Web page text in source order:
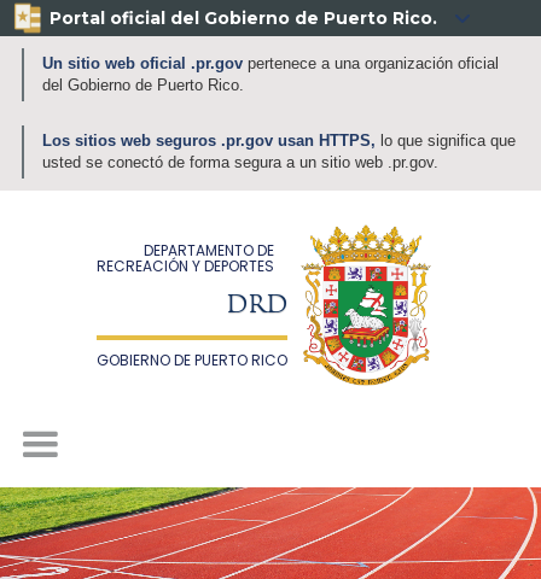
Portal oficial del Gobierno de Puerto Rico. 
Un sitio web oficial .pr.govpertenece a una organización oficial
del Gobierno de Puerto Rico.
Los sitios web seguros .pr.gov usan HTTPS, lo que significa que
usted se conectó de forma segura a un sitio web .pr.gov.
DEPARTAMENTO DE
RECREACIÓN Y DEPORTES
DRD
GOBIERNO DE PUERTO RICO